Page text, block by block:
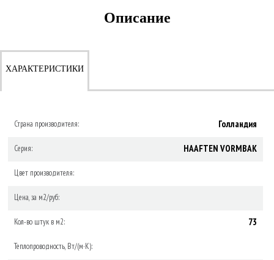
Описание
ХАРАКТЕРИСТИКИ
Страна производителя: Голландия
Серия: HAAFTEN VORMBAK
Цвет производителя:
Цена, за м2/руб:
Кол-во штук в м2: 73
Теплопроводность, Вт/(м·К):